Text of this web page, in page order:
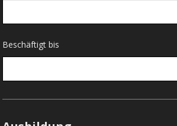
Beschäftigt bis